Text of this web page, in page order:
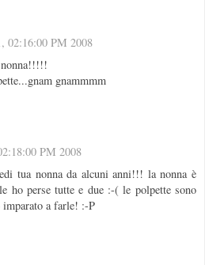
02:16:00 PM 2008
gnammmm
PM 2008
tua nonna da alcuni anni!!! la nonna è
ho perse tutte e due :-( le polpette sono
a farle! :-P